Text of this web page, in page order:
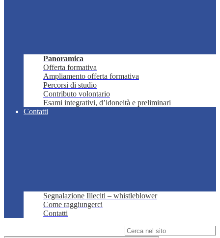
Panoramica
Offerta formativa
Ampliamento offerta formativa
Percorsi di studio
Contributo volontario
Esami integrativi, d’idoneità e preliminari
Contatti
Segnalazione Illeciti – whistleblower
Come raggiungerci
Contatti